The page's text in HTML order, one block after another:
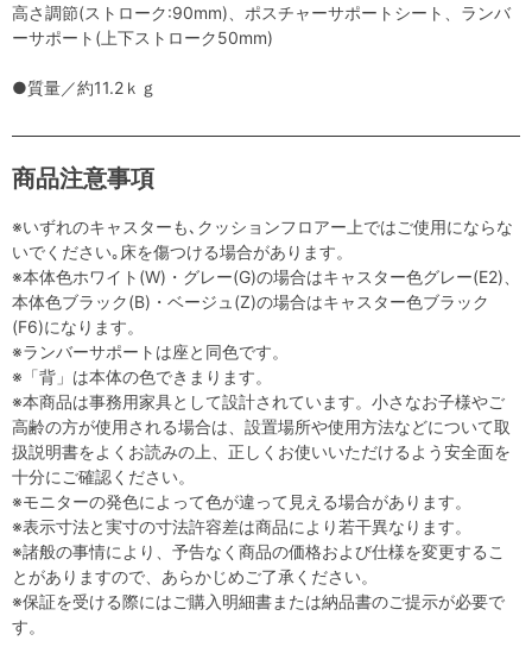
高さ調節(ストローク:90mm)、ポスチャーサポートシート、ランバ
ーサポート(上下ストローク50mm)
●質量／約11.2ｋｇ
商品注意事項
※いずれのキャスターも､クッションフロアー上ではご使用にならな
いでください｡床を傷つける場合があります。
※本体色ホワイト(W)・グレー(G)の場合はキャスター色グレー(E2)、
本体色ブラック(B)・ベージュ(Z)の場合はキャスター色ブラック
(F6)になります。
※ランバーサポートは座と同色です。
※「背」は本体の色できまります。
※本商品は事務用家具として設計されています。小さなお子様やご
高齢の方が使用される場合は、設置場所や使用方法などについて取
扱説明書をよくお読みの上、正しくお使いいただけるよう安全面を
十分にご確認ください。
※モニターの発色によって色が違って見える場合があります。
※表示寸法と実寸の寸法許容差は商品により若干異なります。
※諸般の事情により、予告なく商品の価格および仕様を変更するこ
とがありますので、あらかじめご了承ください。
※保証を受ける際にはご購入明細書または納品書のご提示が必要で
す。